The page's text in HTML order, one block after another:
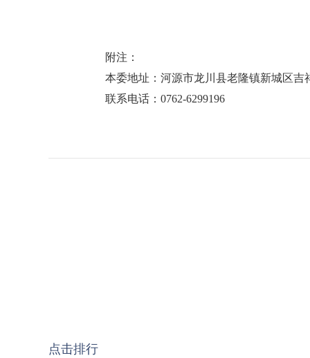
附注：
本委地址：河源市龙川县老隆镇新城区吉
联系电话：0762-6299196
点击排行